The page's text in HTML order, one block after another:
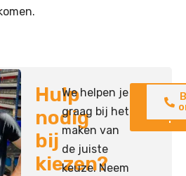
Hulp
nodig
bij
kiezen?
We helpen je
graag bij het
maken van
de juiste
keuze. Neem
Neem
op